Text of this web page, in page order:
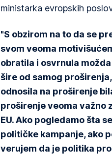
ministarka evropskih
"S obzirom na to da se
svom veoma
obratila i osvrnula
šire od samog
odnosila na proširenje
proširenje veoma važno
EU. Ako pogledamo šta
političke kampanje, ako
verujem da je politika